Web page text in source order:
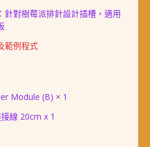
針對樹莓派排針設計插槽，適用
範例程式
Module (B) × 1
線 20cm x 1